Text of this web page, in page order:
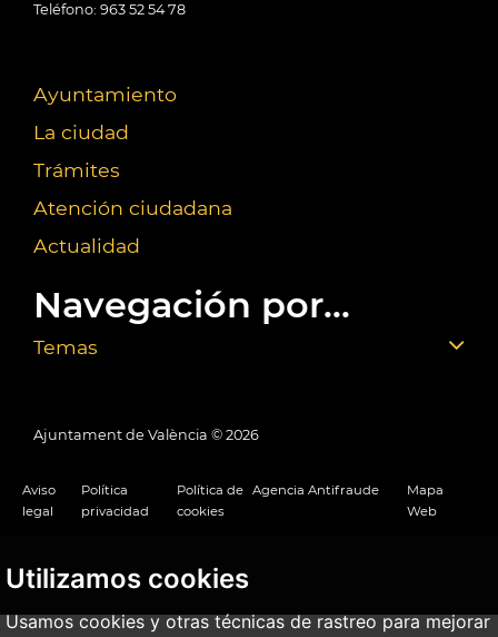
Utilizamos cookies
Usamos cookies y otras técnicas de rastreo para mejorar
Teléfono: 963 52 54 78
Ayuntamiento
La ciudad
Trámites
Atención ciudadana
Actualidad
Navegación por...
Temas
Ajuntament de València © 2026
Aviso
legal
Política
privacidad
Política de
cookies
Agencia Antifraude
Mapa
Web